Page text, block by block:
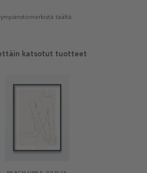
täältä.
katsotut tuotteet